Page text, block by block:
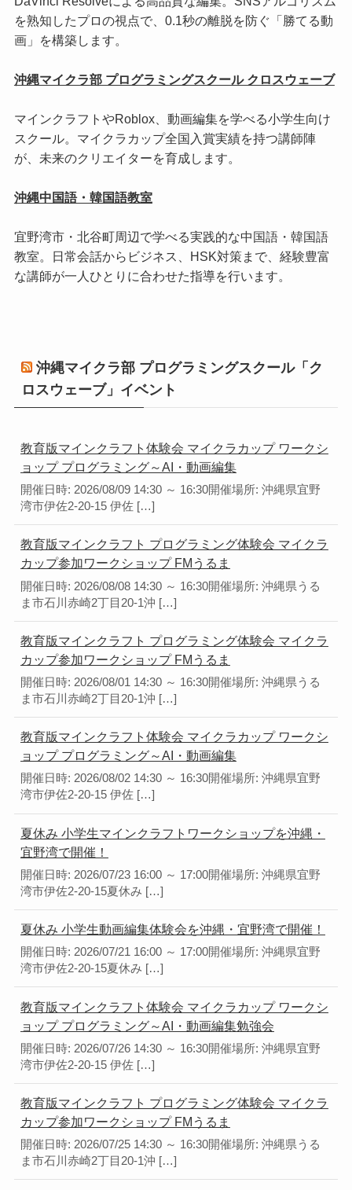
を熟知したプロの視点で、0.1秒の離脱を防ぐ「勝てる動
画」を構築します。
沖縄マイクラ部 プログラミングスクール クロスウェーブ
マインクラフトやRoblox、動画編集を学べる小学生向け
スクール。マイクラカップ全国入賞実績を持つ講師陣
が、未来のクリエイターを育成します。
沖縄中国語・韓国語教室
宜野湾市・北谷町周辺で学べる実践的な中国語・韓国語
教室。日常会話からビジネス、HSK対策まで、経験豊富
な講師が一人ひとりに合わせた指導を行います。
沖縄マイクラ部 プログラミングスクール「ク
ロスウェーブ」イベント
教育版マインクラフト体験会 マイクラカップ ワークシ
ョップ プログラミング～AI・動画編集
開催日時: 2026/08/09 14:30 ～ 16:30開催場所: 沖縄県宜野
湾市伊佐2-20-15 伊佐 […]
教育版マインクラフト プログラミング体験会 マイクラ
カップ参加ワークショップ FMうるま
開催日時: 2026/08/08 14:30 ～ 16:30開催場所: 沖縄県うる
ま市石川赤崎2丁目20-1沖 […]
教育版マインクラフト プログラミング体験会 マイクラ
カップ参加ワークショップ FMうるま
開催日時: 2026/08/01 14:30 ～ 16:30開催場所: 沖縄県うる
ま市石川赤崎2丁目20-1沖 […]
教育版マインクラフト体験会 マイクラカップ ワークシ
ョップ プログラミング～AI・動画編集
開催日時: 2026/08/02 14:30 ～ 16:30開催場所: 沖縄県宜野
湾市伊佐2-20-15 伊佐 […]
夏休み 小学生マインクラフトワークショップを沖縄・
宜野湾で開催！
開催日時: 2026/07/23 16:00 ～ 17:00開催場所: 沖縄県宜野
湾市伊佐2-20-15夏休み […]
夏休み 小学生動画編集体験会を沖縄・宜野湾で開催！
開催日時: 2026/07/21 16:00 ～ 17:00開催場所: 沖縄県宜野
湾市伊佐2-20-15夏休み […]
教育版マインクラフト体験会 マイクラカップ ワークシ
ョップ プログラミング～AI・動画編集勉強会
開催日時: 2026/07/26 14:30 ～ 16:30開催場所: 沖縄県宜野
湾市伊佐2-20-15 伊佐 […]
教育版マインクラフト プログラミング体験会 マイクラ
カップ参加ワークショップ FMうるま
開催日時: 2026/07/25 14:30 ～ 16:30開催場所: 沖縄県うる
ま市石川赤崎2丁目20-1沖 […]